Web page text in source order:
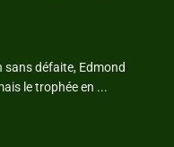
sans défaite, Edmond
le trophée en ...